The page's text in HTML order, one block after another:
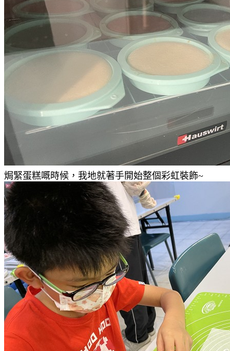
焗緊蛋糕嘅時候，我地就著手開始整個彩虹裝飾~